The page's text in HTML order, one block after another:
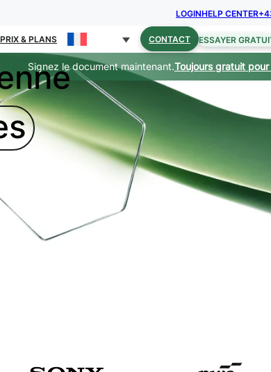
LOGINHELP CENTER
PRIX & PLANS CONTACT ESSAYER
Signez le document maintenant.Toujours gratuit